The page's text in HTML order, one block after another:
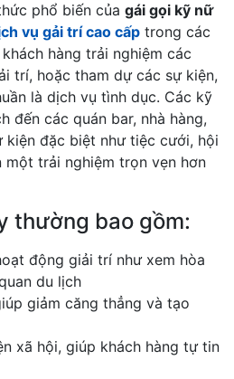
phổ biến của gái gọi kỹ nữ
vụ gải trí cao cấp trong các
hàng trải nghiệm các
trí, hoặc tham dự các sự kiện,
là dịch vụ tình dục. Các kỹ
đến các quán bar, nhà hàng,
kiện đặc biệt như tiệc cưới, hội
một trải nghiệm trọn vẹn hơn
thường bao gồm:
động giải trí như xem hòa
du lịch
giảm căng thẳng và tạo
xã hội, giúp khách hàng tự tin